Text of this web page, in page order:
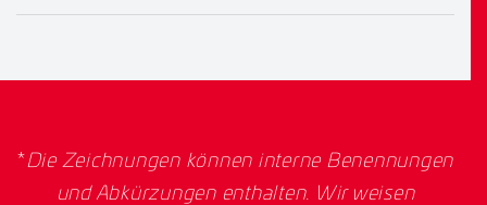
*Die Zeichnungen können interne Benennungen
und Abkürzungen enthalten. Wir weisen